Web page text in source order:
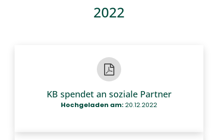
2022
KB spendet an soziale Partner
Hochgeladen am:20.12.2022